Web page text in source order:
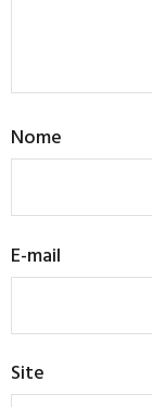
Nome
E-mail
Site